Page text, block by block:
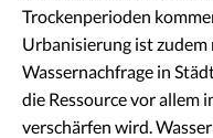
Trockenperioden
Urbanisierung ist
Wassernachfrage in
die Ressource vor allem
verschärfen wird.